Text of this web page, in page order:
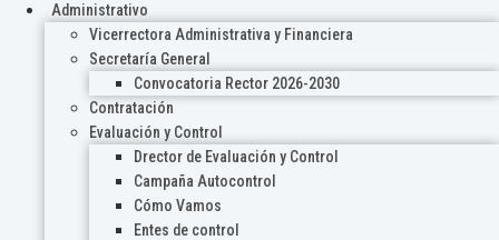
Administrativo
Vicerrectora Administrativa y Financiera
Secretaría General
Convocatoria Rector 2026-2030
Contratación
Evaluación y Control
Drector de Evaluación y Control
Campaña Autocontrol
Cómo Vamos
Entes de control